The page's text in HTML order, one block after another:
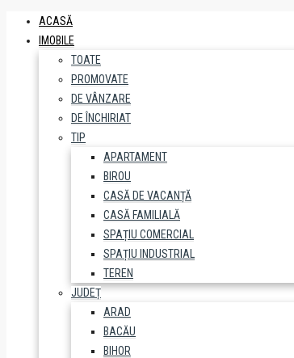
ACASĂ
IMOBILE
TOATE
PROMOVATE
DE VÂNZARE
DE ÎNCHIRIAT
TIP
APARTAMENT
BIROU
CASĂ DE VACANȚĂ
CASĂ FAMILIALĂ
SPAȚIU COMERCIAL
SPAȚIU INDUSTRIAL
TEREN
JUDEȚ
ARAD
BACĂU
BIHOR